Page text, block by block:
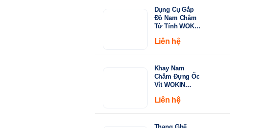
Dụng Cụ Gắp
Đồ Nam Châm
Từ Tính WOKIN
Rút Dài 130-
Liên hệ
Khay Nam
Châm Đựng Ốc
Vít WOKIN
Đường Kính
Liên hệ